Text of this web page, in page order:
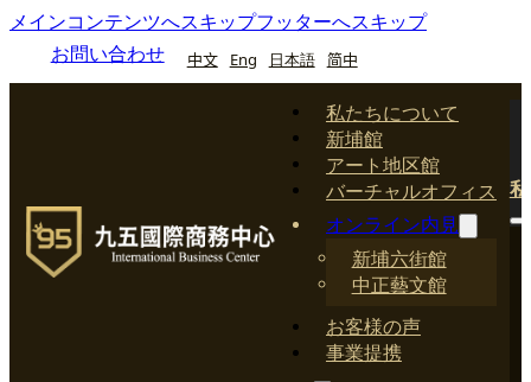
メインコンテンツへスキップフッターへスキップ
お問い合わせ
中文 Eng 日本語 简中
私たちについて
新埔館
アート地区館
バーチャルオフィス
オンライン内見
新埔六街館
中正藝文館
お客様の声
事業提携